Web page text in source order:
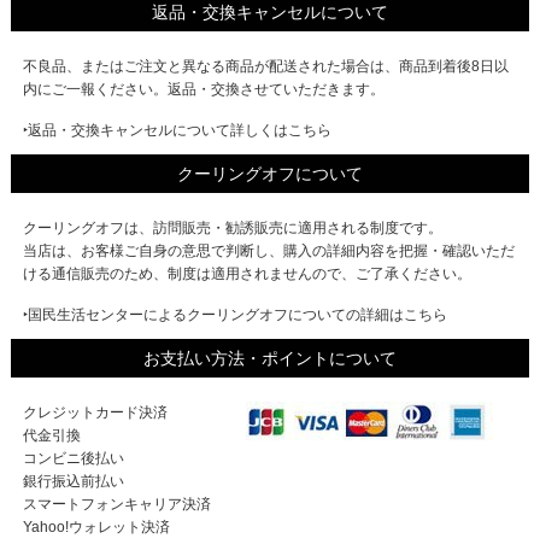
返品・交換キャンセルについて
不良品、またはご注文と異なる商品が配送された場合は、商品到着後8日以
内にご一報ください。返品・交換させていただきます。
‣返品・交換キャンセルについて詳しくはこちら
クーリングオフについて
クーリングオフは、訪問販売・勧誘販売に適用される制度です。
当店は、お客様ご自身の意思で判断し、購入の詳細内容を把握・確認いただ
ける通信販売のため、制度は適用されませんので、ご了承ください。
‣国民生活センターによるクーリングオフについての詳細はこちら
お支払い方法・ポイントについて
クレジットカード決済
代金引換
コンビニ後払い
銀行振込前払い
スマートフォンキャリア決済
Yahoo!ウォレット決済